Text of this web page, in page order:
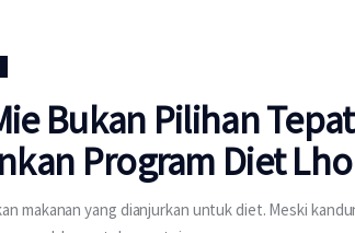
Bukan Pilihan
Program Diet Lho
makanan yang dianjurkan untuk diet. Meski